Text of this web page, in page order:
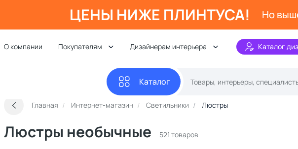
ЦЕНЫ НИЖЕ ПЛИНТУСА! Но
О компании Покупателям Дизайнерам интерьера Каталог
Каталог
Главная Интернет-магазин Светильники Люстры
Люстры необычные 521 товаров